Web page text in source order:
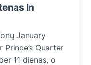
In
January
Quarter
11 dienas, o